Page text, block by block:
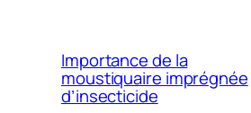
Importance de la
moustiquaire imprégnée
d’insecticide